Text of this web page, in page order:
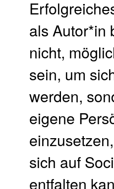
als Autor*in
nicht,
sein, um
werden,
eigene
sich auf
entfalten